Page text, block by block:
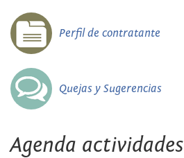
Perfil de contratante
Quejas y Sugerencias
Agenda actividades